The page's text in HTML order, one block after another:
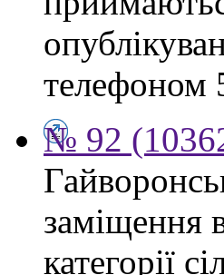
телефоном
№ 92
заміщення
категорії